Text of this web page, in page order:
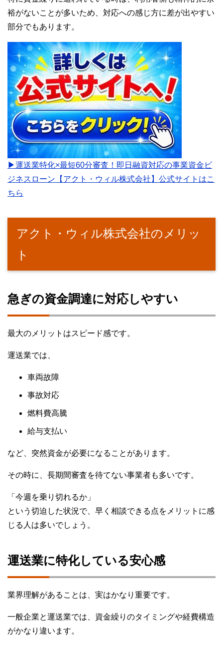
裕がないことが多いため、対応への感じ方に差が出やすい
部分でもあります。
▶運送業特化×最短60分審査！即日融資対応の事業資金ビ
ジネスローン【アクト・ウィル株式会社】公式サイトはこ
ちら
アクト・ウィル株式会社のメリッ
ト
急ぎの資金調達に対応しやすい
最大のメリットはスピード感です。
運送業では、
車両故障
事故対応
燃料費高騰
給与支払い
など、突然資金が必要になることがあります。
その時に、長期間審査を待てない事業者も多いです。
「今週を乗り切れるか」
という切迫した状況で、早く相談できる点をメリットに感
じる人は多いでしょう。
運送業に特化している安心感
業界理解があることは、実はかなり重要です。
一般企業と運送業では、資金繰りのタイミングや経費構造
がかなり違います。